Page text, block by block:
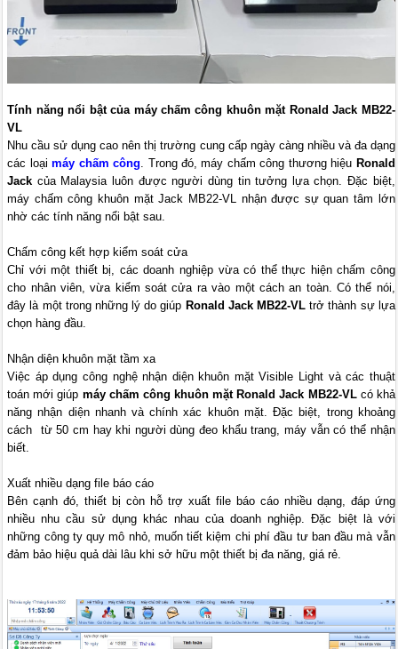
Tính năng nổi bật của máy chấm công khuôn mặt Ronald Jack MB22-
VL
Nhu cầu sử dụng cao nên thị trường cung cấp ngày càng nhiều và đa dạng
các loạimáy chấm công. Trong đó, máy chấm công thương hiệu Ronald
Jack của Malaysia luôn được người dùng tin tưởng lựa chọn. Đặc biệt,
máy chấm công khuôn mặt Jack MB22-VL nhận được sự quan tâm lớn
nhờ các tính năng nổi bật sau.
Chấm công kết hợp kiểm soát cửa
Chỉ với một thiết bị, các doanh nghiệp vừa có thể thực hiện chấm công
cho nhân viên, vừa kiểm soát cửa ra vào một cách an toàn. Có thể nói,
đây là một trong những lý do giúp Ronald Jack MB22-VL trở thành sự lựa
chọn hàng đầu.
Nhận diện khuôn mặt tầm xa
Việc áp dụng công nghệ nhận diện khuôn mặt Visible Light và các thuật
toán mới giúp máy chấm công khuôn mặt Ronald Jack MB22-VLcó khả
năng nhận diện nhanh và chính xác khuôn mặt. Đặc biệt, trong khoảng
cách từ 50 cm hay khi người dùng đeo khẩu trang, máy vẫn có thể nhận
biết.
Xuất nhiều dạng file báo cáo
Bên cạnh đó, thiết bị còn hỗ trợ xuất file báo cáo nhiều dạng, đáp ứng
nhiều nhu cầu sử dụng khác nhau của doanh nghiệp. Đặc biệt là với
những công ty quy mô nhỏ, muốn tiết kiệm chi phí đầu tư ban đầu mà vẫn
đảm bảo hiệu quả dài lâu khi sở hữu một thiết bị đa năng, giá rẻ.